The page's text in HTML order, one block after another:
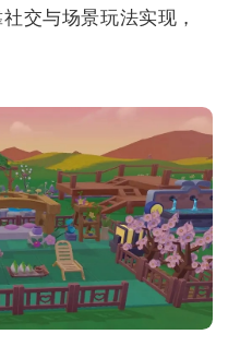
交与场景玩法实现，